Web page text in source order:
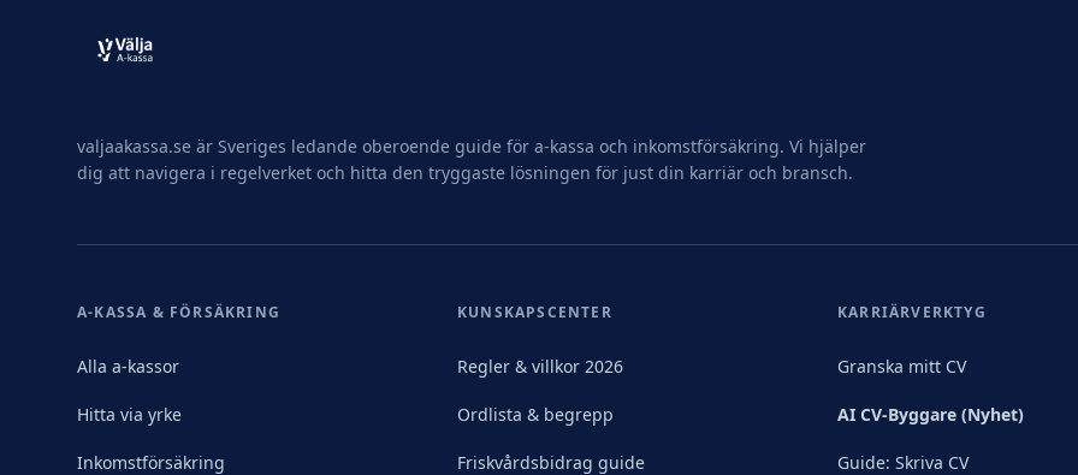
valjaakassa.se är Sveriges ledande oberoende guide för a-kassa och inkomstförsäkring. Vi hjälper
dig att navigera i regelverket och hitta den tryggaste lösningen för just din karriär och bransch.
A-KASSA & FÖRSÄKRING
Alla a-kassor
Hitta via yrke
Inkomstförsäkring
KUNSKAPSCENTER
Regler & villkor 2026
Ordlista & begrepp
Friskvårdsbidrag guide
KARRIÄRVERKTYG
Granska mitt CV
AI CV-Byggare (Nyhet)
Guide: Skriva CV